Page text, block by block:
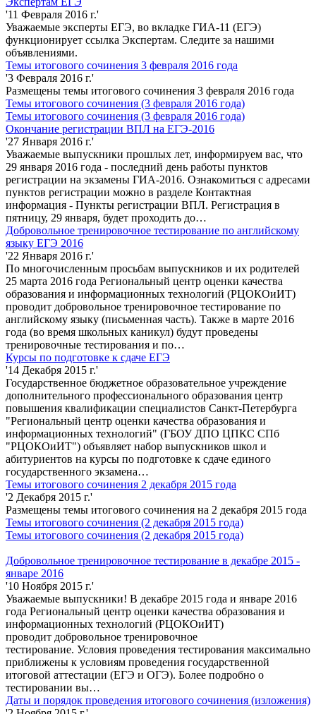
'11 Февраля 2016 г.'
Уважаемые эксперты ЕГЭ, во вкладке ГИА-11 (ЕГЭ)
функционирует ссылка Экспертам. Следите за нашими
объявлениями.
Темы итогового сочинения 3 февраля 2016 года
'3 Февраля 2016 г.'
Размещены темы итогового сочинения 3 февраля 2016 года
Темы итогового сочинения (3 февраля 2016 года)
Темы итогового сочинения (3 февраля 2016 года)
Окончание регистрации ВПЛ на ЕГЭ-2016
'27 Января 2016 г.'
Уважаемые выпускники прошлых лет, информируем вас, что
29 января 2016 года - последний день работы пунктов
регистрации на экзамены ГИА-2016. Ознакомиться с адресами
пунктов регистрации можно в разделе Контактная
информация - Пункты регистрации ВПЛ. Регистрация в
пятницу, 29 января, будет проходить до…
Добровольное тренировочное тестирование по английскому
языку ЕГЭ 2016
'22 Января 2016 г.'
По многочисленным просьбам выпускников и их родителей
25 марта 2016 года Региональный центр оценки качества
образования и информационных технологий (РЦОКОиИТ)
проводит добровольное тренировочное тестирование по
английскому языку (письменная часть). Также в марте 2016
года (во время школьных каникул) будут проведены
тренировочные тестирования и по…
Курсы по подготовке к сдаче ЕГЭ
'14 Декабря 2015 г.'
Государственное бюджетное образовательное учреждение
дополнительного профессионального образования центр
повышения квалификации специалистов Санкт-Петербурга
"Региональный центр оценки качества образования и
информационных технологий" (ГБОУ ДПО ЦПКС СПб
"РЦОКОиИТ") объявляет набор выпускников школ и
абитуриентов на курсы по подготовке к сдаче единого
государственного экзамена…
Темы итогового сочинения 2 декабря 2015 года
'2 Декабря 2015 г.'
Размещены темы итогового сочинения на 2 декабря 2015 года
Темы итогового сочинения (2 декабря 2015 года)
Темы итогового сочинения (2 декабря 2015 года)
Добровольное тренировочное тестирование в декабре 2015 -
январе 2016
'10 Ноября 2015 г.'
Уважаемые выпускники! В декабре 2015 года и январе 2016
года Региональный центр оценки качества образования и
информационных технологий (РЦОКОиИТ)
проводит добровольное тренировочное
тестирование. Условия проведения тестирования максимально
приближены к условиям проведения государственной
итоговой аттестации (ЕГЭ и ОГЭ). Более подробно о
тестировании вы…
Даты и порядок проведения итогового сочинения (изложения)